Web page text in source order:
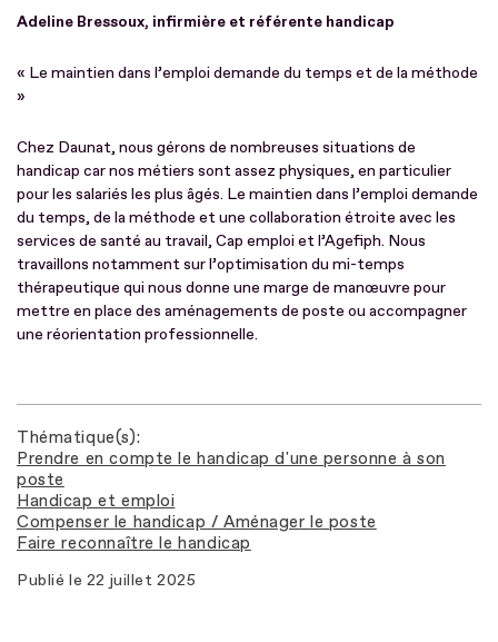
Adeline Bressoux, infirmière et référente handicap
« Le maintien dans l’emploi demande du temps et de la méthode
»
Chez Daunat, nous gérons de nombreuses situations de
handicap car nos métiers sont assez physiques, en particulier
pour les salariés les plus âgés. Le maintien dans l’emploi demande
du temps, de la méthode et une collaboration étroite avec les
services de santé au travail, Cap emploi et l’Agefiph. Nous
travaillons notamment sur l’optimisation du mi-temps
thérapeutique qui nous donne une marge de manœuvre pour
mettre en place des aménagements de poste ou accompagner
une réorientation professionnelle.
Thématique(s)
Prendre en compte le handicap d'une personne à son
poste
Handicap et emploi
Compenser le handicap / Aménager le poste
Faire reconnaître le handicap
Publié le 22 juillet 2025